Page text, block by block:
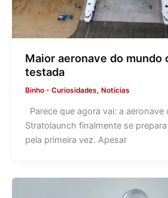
Maior aeronave do mundo
testada
Binho - Curiosidades, Notícias
Parece que agora vai: a aeronave
Stratolaunch finalmente se
pela primeira vez. Apesar